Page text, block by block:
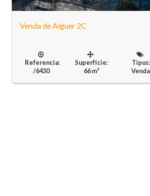
Venda de Alguer 2C
Referencia:
/6430
Superfície:
66 m²
Tipus:
Venda